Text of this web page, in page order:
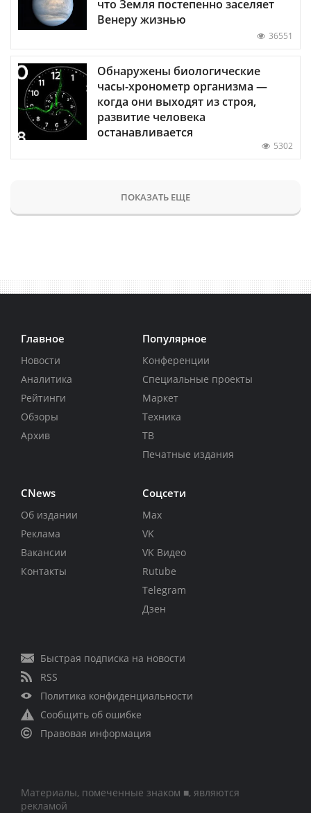
что Земля постепенно заселяет
Венеру жизнью
36551
Обнаружены биологические
часы-хронометр организма —
когда они выходят из строя,
развитие человека
останавливается
5302
ПОКАЗАТЬ ЕЩЕ
Главное
Новости
Аналитика
Рейтинги
Обзоры
Архив
Популярное
Конференции
Специальные проекты
Маркет
Техника
ТВ
Печатные издания
CNews
Об издании
Реклама
Вакансии
Контакты
Соцсети
Max
VK
VK Видео
Rutube
Telegram
Дзен
Быстрая подписка на новости
RSS
Политика конфиденциальности
Сообщить об ошибке
Правовая информация
Материалы, помеченные знаком ■, являются
рекламой